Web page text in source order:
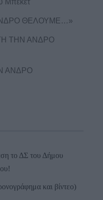
Μπέκετ
ΘΕΛΟΥΜΕ…»
ΤΗΝ ΑΝΔΡΟ
ΑΝΔΡΟ
το ΔΣ του Δήμου
και βίντεο)